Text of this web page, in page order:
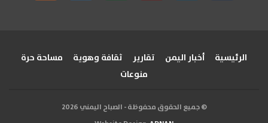
الرئيسية أخبار اليمن تقارير ثقافة وهوية
مساحة حرة
منوعات
© جميع الحقوق محفوظة - الصباح اليمني 2026